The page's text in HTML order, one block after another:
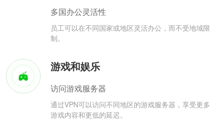
多国办公灵活性
员工可以在不同国家或地区灵活办公，而不受地域限
制。
游戏和娱乐
访问游戏服务器
通过VPN可以访问不同地区的游戏服务器，享受更多
游戏内容和更低的延迟。